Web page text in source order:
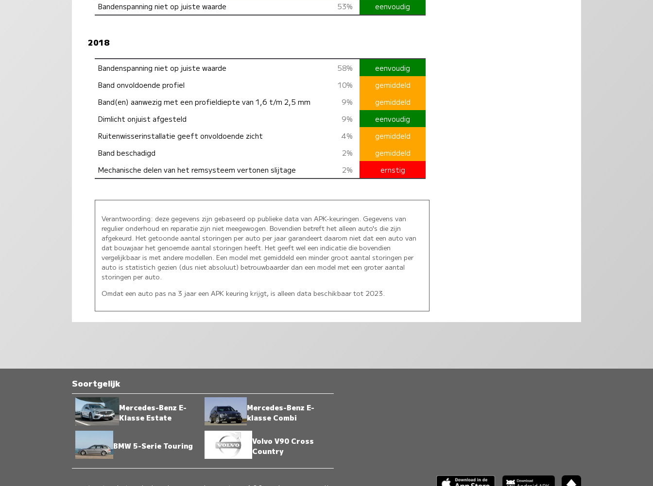
Bandenspanning niet op juiste waarde 53% eenvoudig
2018
Bandenspanning niet op juiste waarde 58%
eenvoudig
Band onvoldoende profiel
10%
gemiddeld
Band(en) aanwezig met een profieldiepte van 1,6 t/m 2,5 mm
9%
gemiddeld
Dimlicht onjuist afgesteld
9%
eenvoudig
Ruitenwisserinstallatie geeft onvoldoende zicht
4%
gemiddeld
Band beschadigd
2%
gemiddeld
Mechanische delen van het remsysteem vertonen slijtage
2% ernstig
Verantwoording: deze gegevens zijn gebaseerd op publieke data van APK-keuringen. Gegevens van
regulier onderhoud en reparatie zijn niet meegewogen. Bovendien betreft het alleen auto's die zijn
afgekeurd. Het getoonde aantal storingen per auto per jaar garandeert daarom niet dat een auto van
dat bouwjaar het genoemde aantal storingen heeft. Het geeft wel een indicatie die bovendien
vergelijkbaar is met andere modellen. Een model met gemiddeld een minder groot aantal storingen per
auto is statistich gezien (dus niet absoluut) betrouwbaarder dan een model met een groter aantal
storingen per auto.
Omdat een auto pas na 3 jaar een APK keuring krijgt, is alleen data beschikbaar tot 2023.
Soortgelijk
Mercedes-Benz E-
Klasse Estate
Mercedes-Benz E-
klasse Combi
BMW 5-Serie Touring
Volvo V90 Cross
Country